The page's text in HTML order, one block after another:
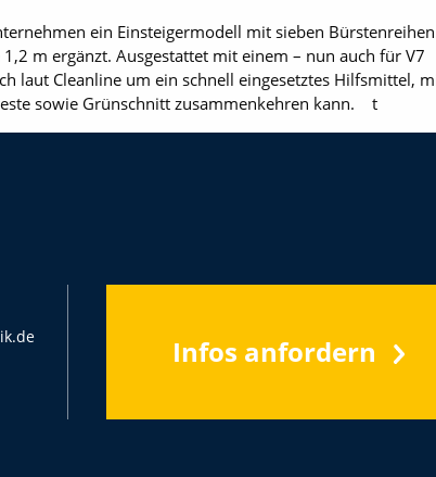
ein Einsteigermodell mit sieben
m ergänzt. Ausgestattet mit einem – nun auch für V7
laut Clean­line um ein schnell eingesetztes Hilfsmittel,
sowie Grünschnitt zusammenkehren kann. t
Infos anfordern